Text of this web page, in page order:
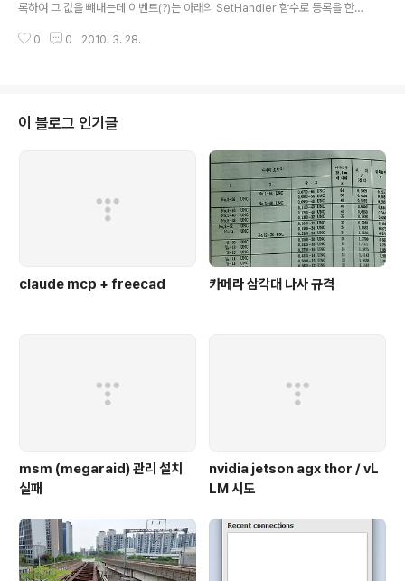
록하여 그 값을 뺴내는데 이벤트(?)는 아래의 SetHandler 함수로 등록을 한
dler Setting Functions XML_SetStartElementHandler XML_SetEnd
aSectionHandler XML_SetCd..
0 0 2010. 3. 28.
이 블로그 인기글
claude mcp + freecad 카메라 삼각대 나사 규격
msm (megaraid) 관리 설치
실패
nvidia jetson agx thor / vL
LM 시도